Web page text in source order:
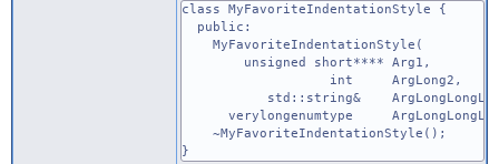
class MyFavoriteIndentationStyle {
public:
MyFavoriteIndentationStyle(
unsigned short**** Arg1,
int ArgLong2,
std::string&
verylongenumtype
~MyFavoriteIndentationStyle();
}